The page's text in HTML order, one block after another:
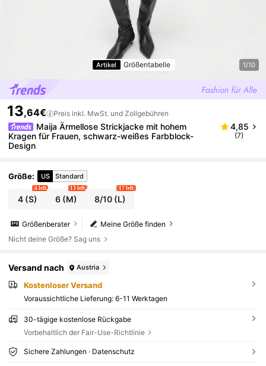
Artikel Größentabelle 1/10
13,64€ Preis inkl. MwSt. und Zollgebühren
Maija Ärmellose Strickjacke mit hohem
Kragen für Frauen, schwarz-weißes Farbblock-
Design
4,85
(7)
Größe: US Standard
4 (S)
4 left
6 (M)
13 left
8/10(L)
17 left
Meine Größe finden
Größenberater
Nicht deine Größe? Sag uns
Versand nach Austria
Kostenloser Versand
Voraussichtliche Lieferung: 6-11 Werktagen
30-tägige kostenlose Rückgabe
Vorbehaltlich der Fair-Use-Richtlinie
Sichere Zahlungen · Datenschutz